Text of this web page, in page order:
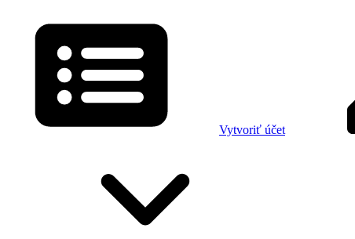
Vytvoriť účet